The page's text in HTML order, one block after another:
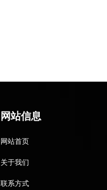
网站信息
网站首页
关于我们
联系方式